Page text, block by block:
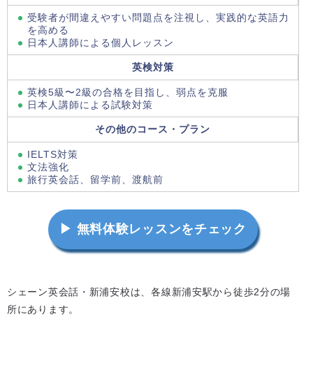
受験者が間違えやすい問題点を注視し、実践的な英語力
を高める
日本人講師による個人レッスン
英検対策
英検5級〜2級の合格を目指し、弱点を克服
日本人講師による試験対策
その他のコース・プラン
IELTS対策
文法強化
旅行英会話、留学前、渡航前
▶ 無料体験レッスンをチェック
シェーン英会話・新浦安校は、各線新浦安駅から徒歩2分の場
所にあります。